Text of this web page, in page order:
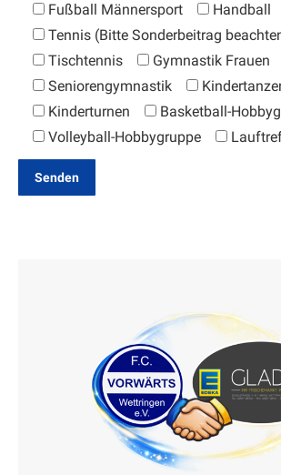
Fußball Männersport
Handball
Tennis (Bitte Sonderbeitrag
Tischtennis
Gymnastik Frauen
Seniorengymnastik
Kinderturnen
Basketball-
Volleyball-Hobbygruppe